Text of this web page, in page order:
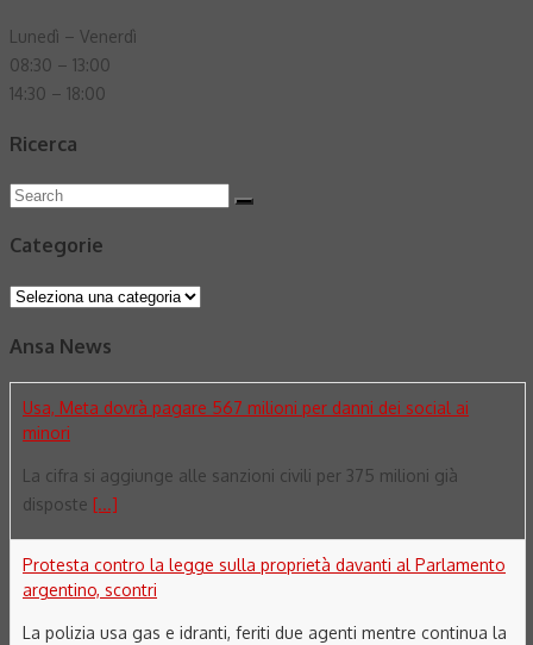
Lunedì – Venerdì
08:30 – 13:00
14:30 – 18:00
Ricerca
Search
Search
Categorie
Categorie
Ansa News
Usa, Meta dovrà pagare 567 milioni per danni dei social ai
minori
La cifra si aggiunge alle sanzioni civili per 375 milioni già
disposte [...]
Protesta contro la legge sulla proprietà davanti al Parlamento
argentino, scontri
La polizia usa gas e idranti, feriti due agenti mentre continua la